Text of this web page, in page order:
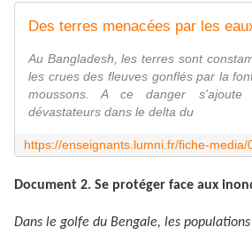
Au Bangladesh, les terres sont
les crues des fleuves gonflés par la
moussons. A ce danger s'ajoute
dévastateurs dans le delta du
Document 2. Se protéger face aux
Dans le golfe du Bengale, les